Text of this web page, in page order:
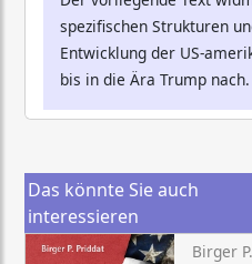
spezifischen Strukturen
Entwicklung der US-
bis in die Ära Trump nach.
Das könnte Sie auch
interessieren
Birger